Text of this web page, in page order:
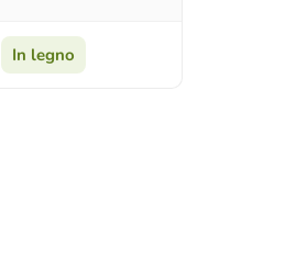
In legno